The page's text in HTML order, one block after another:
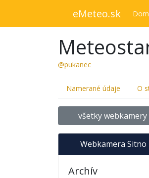
eMeteo.sk
@pukanec
Namerané údaje O
všetky webkamery
Webkamera Sitno
Archív